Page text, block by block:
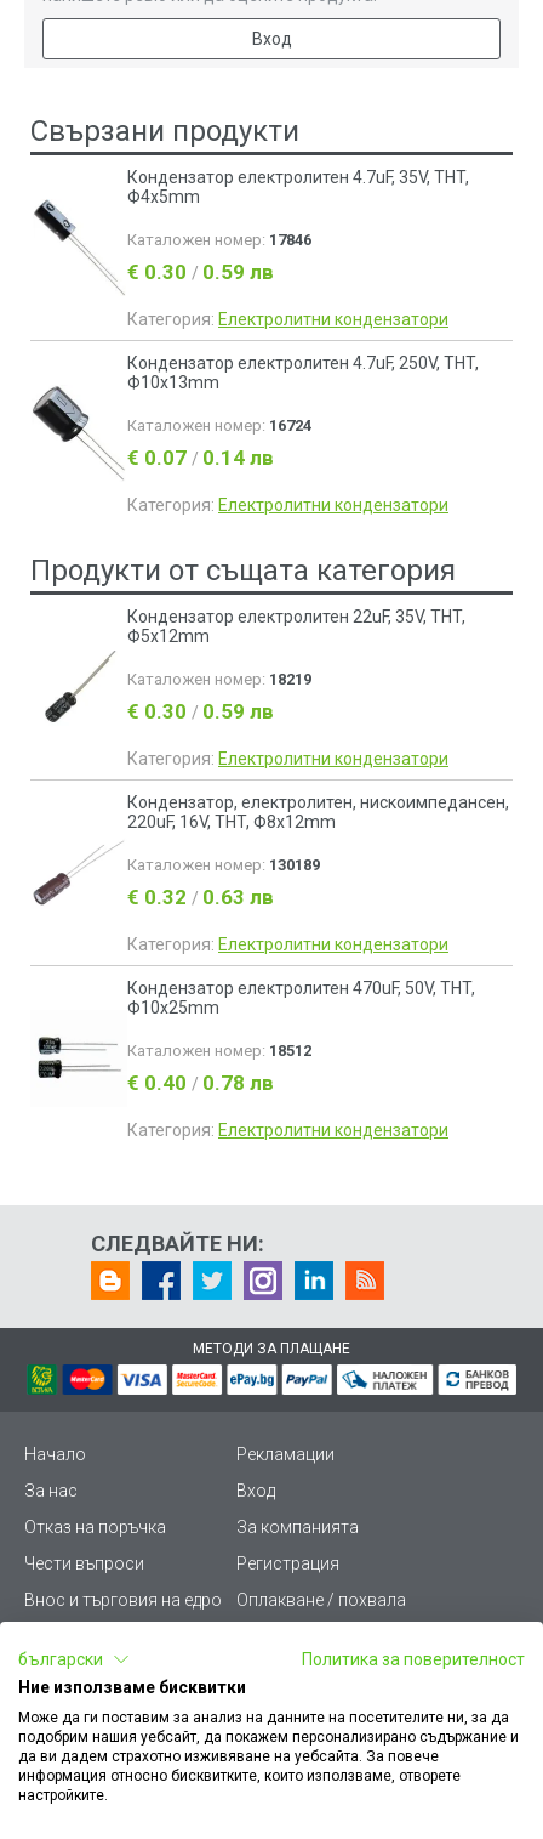
Вход
Свързани продукти
Кондензатор електролитен 4.7uF, 35V, THT,
Ф4x5mm
Каталожен номер: 17846
€ 0.30 / 0.59 лв
Категория: Електролитни кондензатори
Кондензатор електролитен 4.7uF, 250V, THT,
Ф10x13mm
Каталожен номер: 16724
€ 0.07 / 0.14 лв
Категория: Електролитни кондензатори
Продукти от същата категория
Кондензатор електролитен 22uF, 35V, THT,
Ф5x12mm
Каталожен номер: 18219
€ 0.30 / 0.59 лв
Категория: Електролитни кондензатори
Кондензатор, електролитен, нискоимпедансен,
220uF, 16V, THT, Ф8x12mm
Каталожен номер: 130189
€ 0.32 / 0.63 лв
Категория: Електролитни кондензатори
Кондензатор електролитен 470uF, 50V, THT,
Ф10x25mm
Каталожен номер: 18512
€ 0.40 / 0.78 лв
Категория: Електролитни кондензатори
СЛЕДВАЙТЕ НИ:
МЕТОДИ ЗА ПЛАЩАНЕ
Начало
Рекламации
За нас
Вход
Отказ на поръчка
За компанията
Чести въпроси
Регистрация
Внос и търговия на едро
Оплакване / похвала
Условия за ползване
Стани дистрибутор
Карта на сайта
Кариери
Как да намеря документ
към поръчка
Платформа за AРС
български
Политика за поверителност
Ние използваме бисквитки
Може да ги поставим за анализ на данните на посетителите ни, за да
подобрим нашия уебсайт, да покажем персонализирано съдържание и
да ви дадем страхотно изживяване на уебсайта. За повече
информация относно бисквитките, които използваме, отворете
настройките.